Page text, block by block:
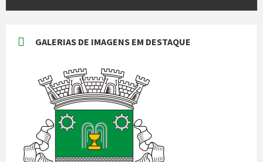
GALERIAS DE IMAGENS EM DESTAQUE